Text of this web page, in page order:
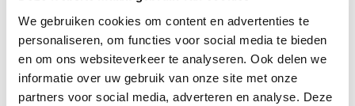
We gebruiken cookies om content en advertenties te
personaliseren, om functies voor social media te bieden
en om ons websiteverkeer te analyseren. Ook delen we
informatie over uw gebruik van onze site met onze
partners voor social media, adverteren en analyse. Deze
Zoeken op de website